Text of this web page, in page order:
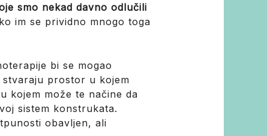
smo nekad davno odlučili
im se prividno mnogo toga
bi se mogao
stvaraju prostor u kojem
kojem može te načine da
sistem konstrukata.
obavljen, ali